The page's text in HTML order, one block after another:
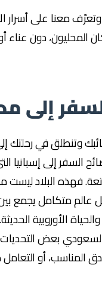
وتعرّف معنا على أسرار
المحليون، دون عناء
إلى
وتنطلق في رحلتك
السفر إلى إسبانيا
فهذه البلاد ليست
عالم متكامل يجمع بين
والحياة الأوروبية
بعض
المناسب، أو